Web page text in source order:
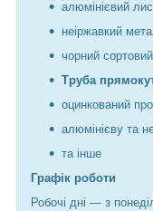
алюмінієвий
неіржавкий
чорний
Труба
оцинкований
алюмінієву та
та інше
Графік роботи
Робочі дні — з